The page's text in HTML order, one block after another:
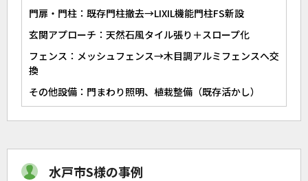
門扉・門柱：既存門柱撤去→LIXIL機能門柱FS新設
玄関アプローチ：天然石風タイル張り＋スロープ化
フェンス：メッシュフェンス→木目調アルミフェンスへ交
換
その他設備：門まわり照明、植栽整備（既存活かし）
水戸市S様の事例